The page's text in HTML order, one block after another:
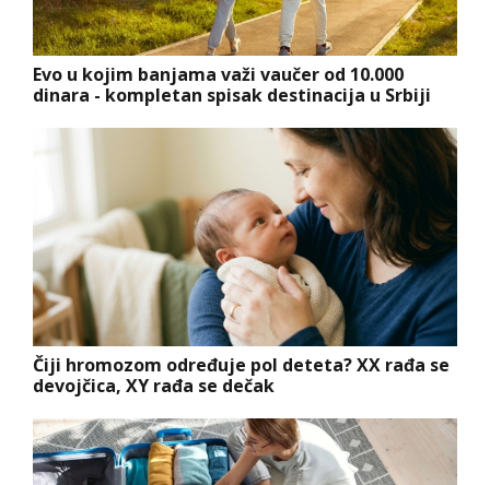
Evo u kojim banjama važi vaučer od 10.000
dinara - kompletan spisak destinacija u Srbiji
Čiji hromozom određuje pol deteta? XX rađa se
devojčica, XY rađa se dečak